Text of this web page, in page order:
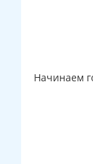
Начинаем